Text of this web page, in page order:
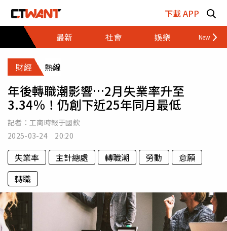
下載 APP
最新
社會 娛樂 財經
財經 熱線
年後轉職潮影響…2月失業率升至
3.34％！仍創下近25年同月最低
記者： 工商時報于國欽
2025-03-24 20:20
失業率 主計總處 轉職潮 勞動
意願
轉職